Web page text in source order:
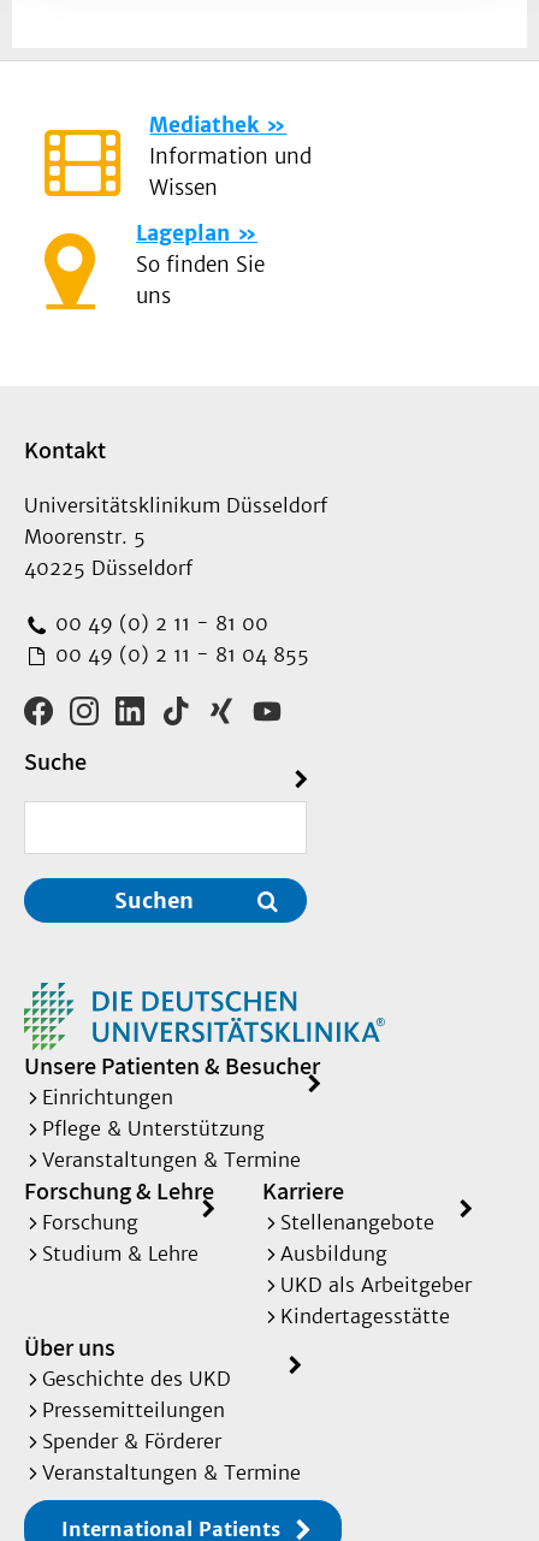
Mediathek
Information und
Wissen
Lageplan
So finden Sie
uns
Kontakt
Universitätsklinikum Düsseldorf
Moorenstr. 5
40225 Düsseldorf
00 49 (0) 2 11 - 81 00
00 49 (0) 2 11 - 81 04 855
Suche
Suchen
Unsere Patienten & Besucher
Einrichtungen
Pflege & Unterstützung
Veranstaltungen & Termine
Forschung & Lehre
Forschung
Studium & Lehre
Karriere
Stellenangebote
Ausbildung
UKD als Arbeitgeber
Kindertagesstätte
Über uns
Geschichte des UKD
Pressemitteilungen
Spender & Förderer
Veranstaltungen & Termine
International Patients